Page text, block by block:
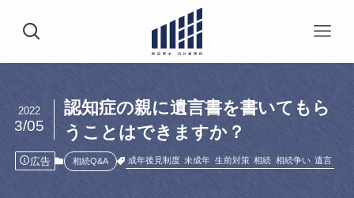
認知症の親に遺言書を書いてもら
うことはできますか？
2022
3/05
広告 相続Q&A 成年後見制度 未成年 生前対策 相続 相続争い 遺言